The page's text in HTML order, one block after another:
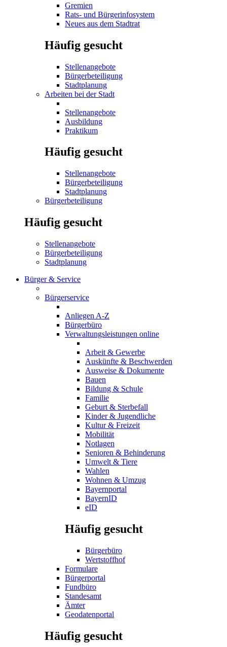
Gremien
Rats- und Bürgerinfosystem
Neues aus dem Stadtrat
Häufig gesucht
Stellenangebote
Bürgerbeteiligung
Stadtplanung
Arbeiten bei der Stadt
Stellenangebote
Ausbildung
Praktikum
Häufig gesucht
Stellenangebote
Bürgerbeteiligung
Stadtplanung
Bürgerbeteiligung
Häufig gesucht
Stellenangebote
Bürgerbeteiligung
Stadtplanung
Bürger & Service
Bürgerservice
Anliegen A-Z
Bürgerbüro
Verwaltungsleistungen online
Arbeit & Gewerbe
Auskünfte & Beschwerden
Ausweise & Dokumente
Bauen
Bildung & Schule
Familie
Geburt & Sterbefall
Kinder & Jugendliche
Kultur & Freizeit
Mobilität
Notlagen
Senioren & Behinderung
Umwelt & Tiere
Wahlen
Wohnen & Umzug
Bayernportal
BayernID
eID
Häufig gesucht
Bürgerbüro
Wertstoffhof
Formulare
Bürgerportal
Fundbüro
Standesamt
Ämter
Geodatenportal
Häufig gesucht